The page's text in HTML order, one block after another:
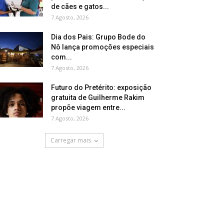
de cães e gatos...
7 Agosto, 2026
Dia dos Pais: Grupo Bode do
Nô lança promoções especiais
com...
7 Agosto, 2026
Futuro do Pretérito: exposição
gratuita de Guilherme Rakim
propõe viagem entre...
7 Agosto, 2026
Carregar mais